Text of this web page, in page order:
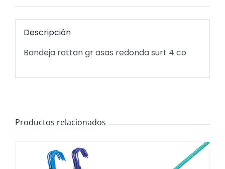
Descripción
Bandeja rattan gr asas redonda surt 4 co
Productos relacionados